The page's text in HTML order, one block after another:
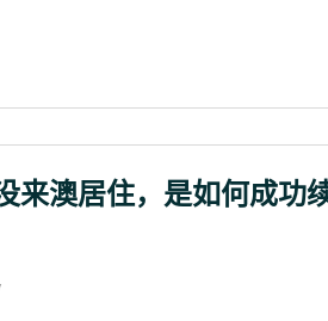
来澳居住，是如何成功